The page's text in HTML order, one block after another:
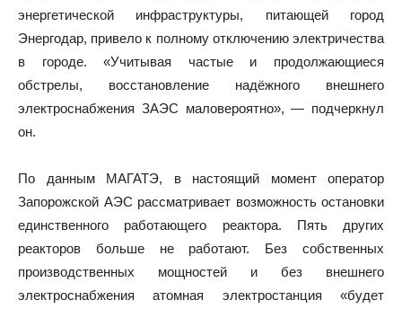
энергетической инфраструктуры, питающей город
Энергодар, привело к полному отключению электричества
в городе. «Учитывая частые и продолжающиеся
обстрелы, восстановление надёжного внешнего
электроснабжения ЗАЭС маловероятно», — подчеркнул
он.
По данным МАГАТЭ, в настоящий момент оператор
Запорожской АЭС рассматривает возможность остановки
единственного работающего реактора. Пять других
реакторов больше не работают. Без cобственных
производственных мощностей и без внешнего
электроснабжения атомная электростанция «будет